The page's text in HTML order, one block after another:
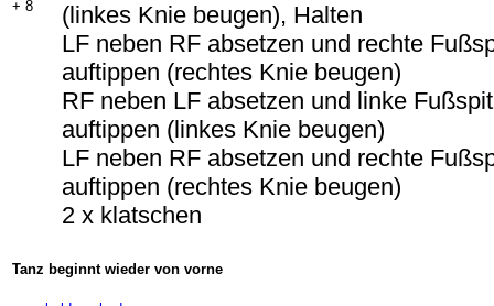
+ 8
(linkes Knie beugen), Halten
LF neben RF absetzen und rechte
auftippen (rechtes Knie beugen)
RF neben LF absetzen und linke
auftippen (linkes Knie beugen)
LF neben RF absetzen und rechte
auftippen (rechtes Knie beugen)
2 x klatschen
Tanz beginnt wieder von vorne